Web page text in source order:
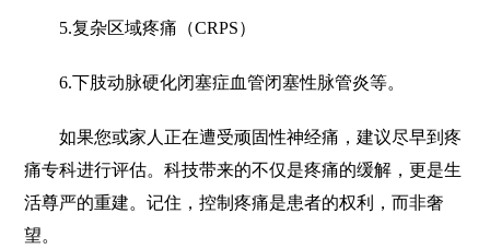
5.复杂区域疼痛（CRPS）
6.下肢动脉硬化闭塞症血管闭塞性脉管炎等。
如果您或家人正在遭受顽固性神经痛，建议尽早到疼
痛专科进行评估。科技带来的不仅是疼痛的缓解，更是生
活尊严的重建。记住，控制疼痛是患者的权利，而非奢
望。